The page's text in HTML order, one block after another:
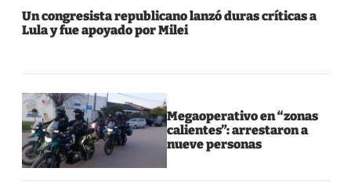
Un congresista republicano lanzó duras críticas a
Lula y fue apoyado por Milei
Megaoperativo en “zonas
calientes”: arrestaron a
nueve personas